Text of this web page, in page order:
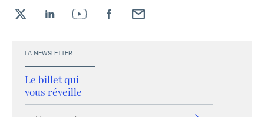
LA NEWSLETTER
Le billet qui
vous réveille